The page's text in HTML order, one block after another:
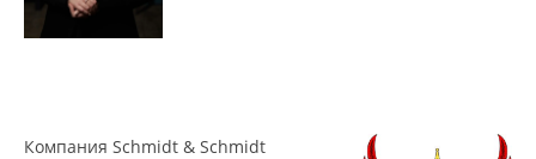
Компания Schmidt & Schmidt